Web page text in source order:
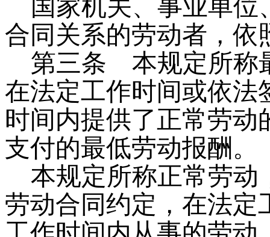
国家机关、事业单
合同关系的劳动者，依
第三条 本规定所称
在法定工作时间或依法
时间内提供了正常劳
支付的最低劳动报酬。
本规定所称正常劳动
劳动合同约定，在法定